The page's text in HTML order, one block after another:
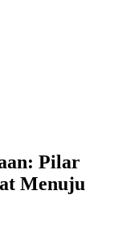
Pilar
Menuju